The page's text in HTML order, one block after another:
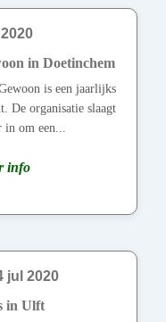
in Doetinchem
is een jaarlijks
De organisatie slaagt
in om een...
info
jul 2020
in Ulft